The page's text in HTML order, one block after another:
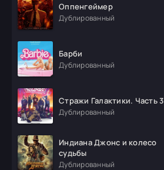
Оппенгеймер
Дублированный
Барби
Дублированный
Стражи Галактики. Часть 3
Дублированный
Индиана Джонс и колесо
судьбы
Дублированный